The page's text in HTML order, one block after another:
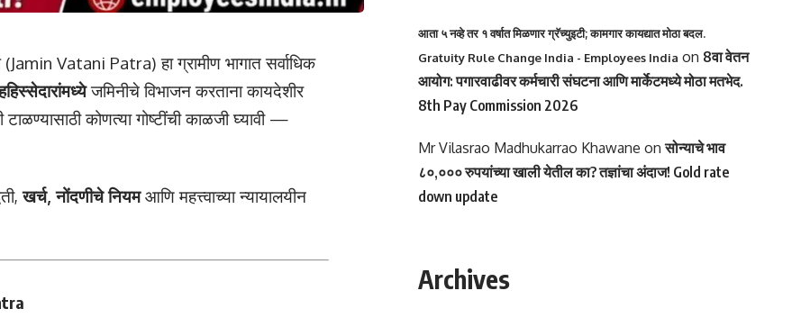
(Jamin Vatani Patra) हा ग्रामीण भागात सर्वाधिक
जमिनीचे विभाजन करताना कायदेशीर
कोणत्या गोष्टींची काळजी घ्यावी —
खर्च, नोंदणीचे नियम आणि महत्त्वाच्या न्यायालयीन
आता ५ नव्हे तर १ वर्षात मिळणार ग्रॅच्युइटी; कामगार कायद्यात मोठा बदल.
Gratuity Rule Change India - Employees India on 8वा वेतन
आयोग: पगारवाढीवर कर्मचारी संघटना आणि मार्केटमध्ये मोठा मतभेद.
8th Pay Commission 2026
Mr Vilasrao Madhukarrao Khawane onसोन्याचे भाव
८०,००० रुपयांच्या खाली येतील का? तज्ञांचा अंदाज! Gold rate
down update
Archives